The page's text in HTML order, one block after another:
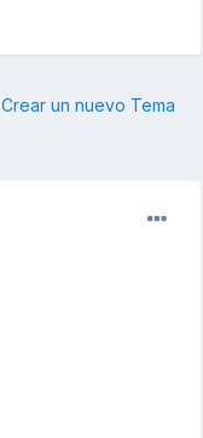
Crear un nuevo Tema